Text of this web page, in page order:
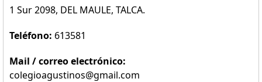
1 Sur 2098, DEL MAULE, TALCA.
Teléfono: 613581
Mail / correo electrónico:
colegioagustinos@gmail.com